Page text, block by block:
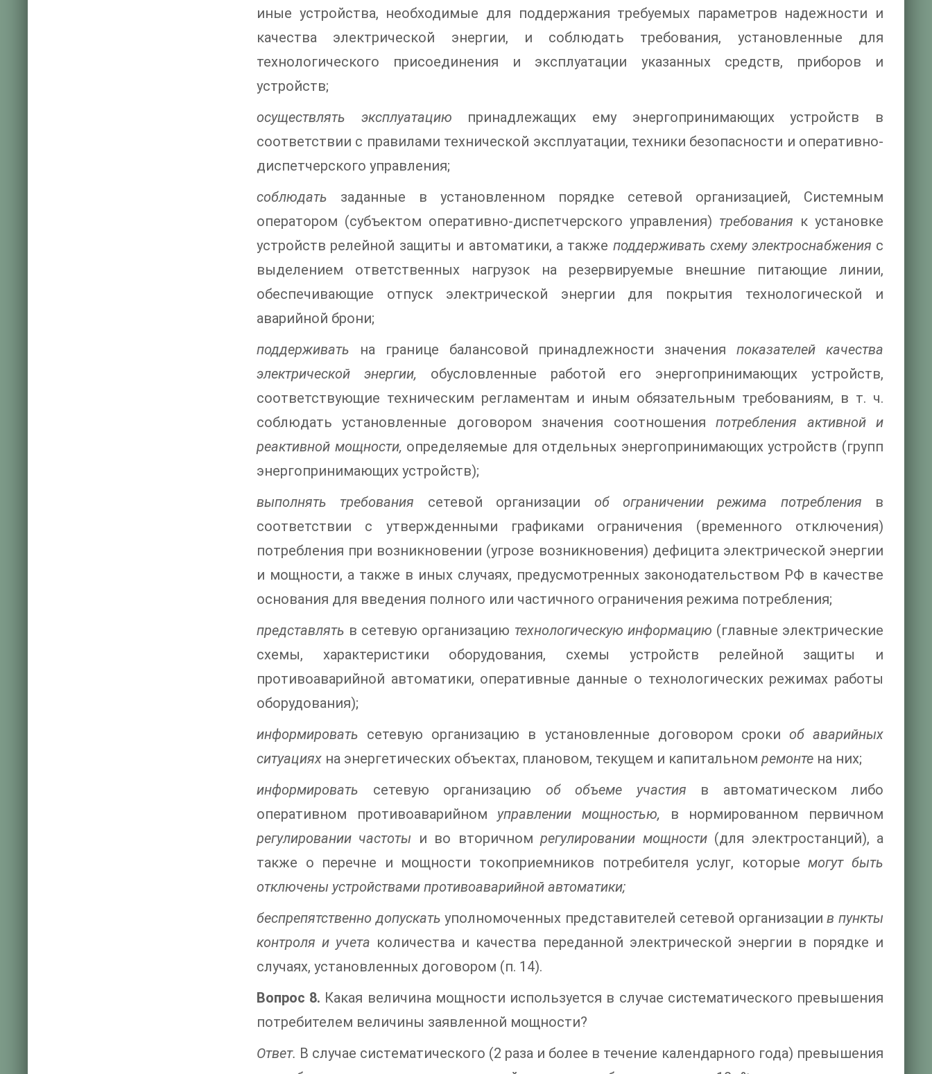
иные устройства, необходимые для поддержания требуемых параметров надежности и
качества электрической энергии, и соблюдать требования, установленные для
технологического присоединения и эксплуатации указанных средств, приборов и
устройств;
осуществлять эксплуатацию принадлежащих ему энергопринимающих устройств в
соответствии с правилами технической эксплуатации, техники безопасности и оперативно-
диспетчерского управления;
соблюдать заданные в установленном порядке сетевой организацией, Системным
оператором (субъектом оперативно-диспетчерского управления) требования к установке
устройств релейной защиты и автоматики, а также поддерживать схему электроснабжения с
выделением ответственных нагрузок на резервируемые внешние питающие линии,
обеспечивающие отпуск электрической энергии для покрытия технологической и
аварийной брони;
поддерживать на границе балансовой принадлежности значенияпоказателей качества
электрической энергии, обусловленные работой его энергопринимающих устройств,
соответствующие техническим регламентам и иным обязательным требованиям, в т. ч.
соблюдать установленные договором значения соотношенияпотребления активной и
реактивной мощности, определяемые для отдельных энергопринимающих устройств (групп
энергопринимающих устройств);
выполнять требования сетевой организации об ограничении режима потребления в
соответствии с утвержденными графиками ограничения (временного отключения)
потребления при возникновении (угрозе возникновения) дефицита электрической энергии
и мощности, а также в иных случаях, предусмотренных законодательством РФ в качестве
основания для введения полного или частичного ограничения режима потребления;
представлять в сетевую организацию технологическую информацию (главные электрические
схемы, характеристики оборудования, схемы устройств релейной защиты и
противоаварийной автоматики, оперативные данные о технологических режимах работы
оборудования);
информировать сетевую организацию в установленные договором сроки об аварийных
ситуациях на энергетических объектах, плановом, текущем и капитальном ремонте на них;
информировать сетевую организацию об объеме участия в автоматическом либо
оперативном противоаварийном управлении мощностью, в нормированном первичном
регулировании частоты и во вторичномрегулировании мощности(для электростанций), а
также о перечне и мощности токоприемников потребителя услуг, которыемогут быть
отключены устройствами противоаварийной автоматики;
беспрепятственно допускать уполномоченных представителей сетевой организациив пункты
контроля и учета количества и качества переданной электрической энергии в порядке и
случаях, установленных договором (п. 14).
Вопрос 8. Какая величина мощности используется в случае систематического превышения
потребителем величины заявленной мощности?
Ответ. В случае систематического (2 раза и более в течение календарного года) превышения